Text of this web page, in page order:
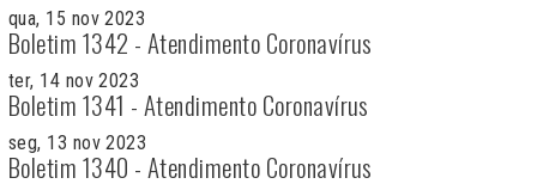
qua, 15 nov 2023
Boletim 1342 - Atendimento Coronavírus
ter, 14 nov 2023
Boletim 1341 - Atendimento Coronavírus
seg, 13 nov 2023
Boletim 1340 - Atendimento Coronavírus